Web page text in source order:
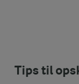
Tips til